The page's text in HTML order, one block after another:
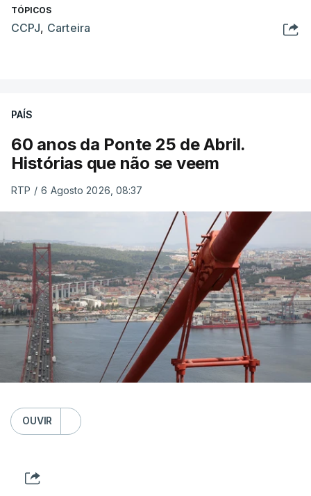
TÓPICOS
CCPJ, Carteira
PAÍS
60 anos da Ponte 25 de Abril.
Histórias que não se veem
RTP / 6 Agosto 2026, 08:37
OUVIR